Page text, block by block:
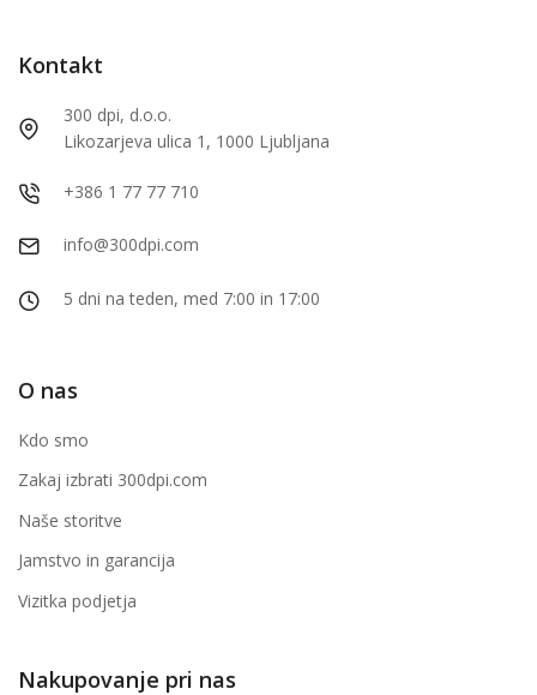
Kontakt
300 dpi, d.o.o.
Likozarjeva ulica 1, 1000 Ljubljana
+386 1 77 77 710
info@300dpi.com
5 dni na teden, med 7:00 in 17:00
O nas
Kdo smo
Zakaj izbrati 300dpi.com
Naše storitve
Jamstvo in garancija
Vizitka podjetja
Nakupovanje pri nas